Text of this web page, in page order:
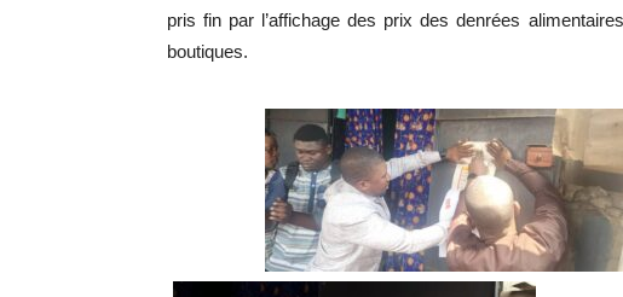
pris fin par l’affichage des prix des denrées
boutiques.